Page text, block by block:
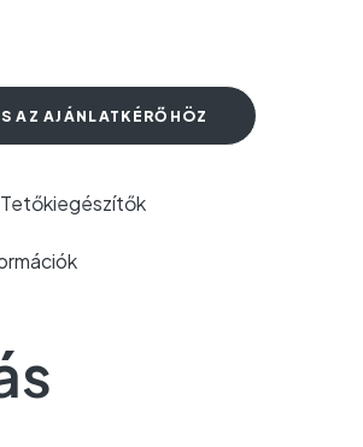
AZ AJÁNLATKÉRŐHÖZ
Tetőkiegészítők